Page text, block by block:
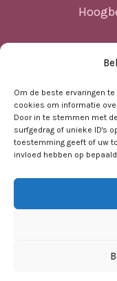
Om de beste ervaringen
cookies om informatie
Door in te stemmen met
surfgedrag of unieke ID's
toestemming geeft of uw
invloed hebben op